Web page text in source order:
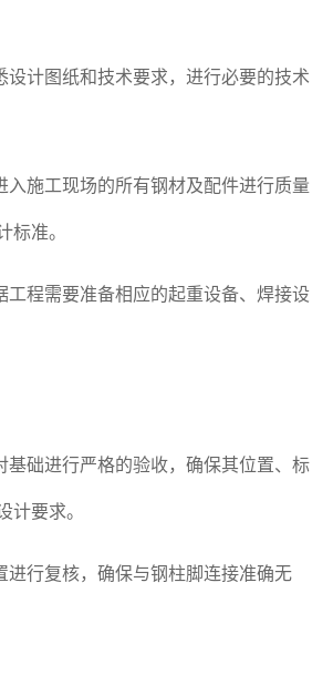
设计图纸和技术要求，进行必要的技术
入施工现场的所有钢材及配件进行质量
准。
工程需要准备相应的起重设备、焊接设
基础进行严格的验收，确保其位置、标
计要求。
进行复核，确保与钢柱脚连接准确无